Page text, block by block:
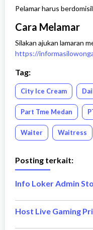
Pelamar harus
Cara Melamar
Silakan ajukan lamaran
https://
Tag:
City Ice Cream
Part Tme Medan
Waiter Waitress
Posting terkait: